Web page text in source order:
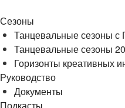
Сезоны
Танцевальные сезоны с
Танцевальные сезоны
Горизонты креативных
Руководство
Документы